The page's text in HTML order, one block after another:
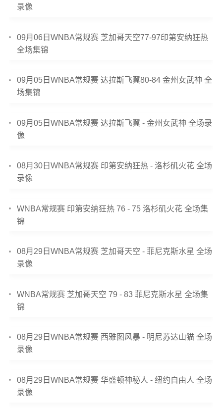
录像
09月06日WNBA常规赛 芝加哥天空77-97印第安纳狂热
全场集锦
09月05日WNBA常规赛 达拉斯飞翼80-84 金州女武神 全
场集锦
09月05日WNBA常规赛 达拉斯飞翼 - 金州女武神 全场录
像
08月30日WNBA常规赛 印第安纳狂热 - 洛杉矶火花 全场
录像
WNBA常规赛 印第安纳狂热 76 - 75 洛杉矶火花 全场集
锦
08月29日WNBA常规赛 芝加哥天空 - 菲尼克斯水星 全场
录像
WNBA常规赛 芝加哥天空 79 - 83 菲尼克斯水星 全场集
锦
08月29日WNBA常规赛 西雅图风暴 - 明尼苏达山猫 全场
录像
08月29日WNBA常规赛 华盛顿神秘人 - 纽约自由人 全场
录像